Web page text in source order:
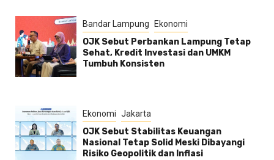
Bandar Lampung Ekonomi
OJK Sebut Perbankan Lampung Tetap
Sehat, Kredit Investasi dan UMKM
Tumbuh Konsisten
Ekonomi Jakarta
OJK Sebut Stabilitas Keuangan
Nasional Tetap Solid Meski Dibayangi
Risiko Geopolitik dan Inflasi